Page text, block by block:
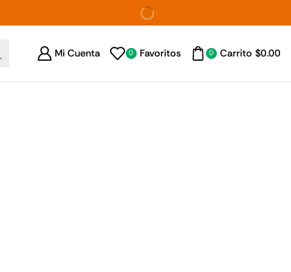
Mi Cuenta 0 Favoritos 0 Carrito $0.00